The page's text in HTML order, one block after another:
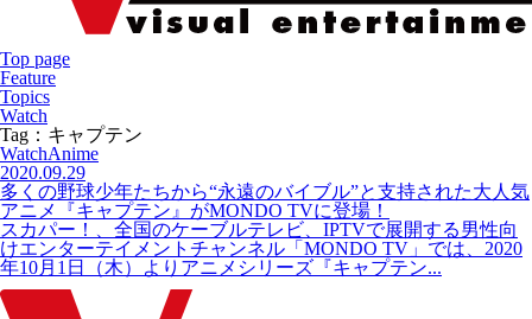
Top page
Feature
Topics
Watch
Tag：キャプテン
WatchAnime
2020.09.29
多くの野球少年たちから“永遠のバイブル”と支持された大人気
アニメ『キャプテン』がMONDO TVに登場！
スカパー！、全国のケーブルテレビ、IPTVで展開する男性向
けエンターテイメントチャンネル「MONDO TV」では、2020
年10月1日（木）よりアニメシリーズ『キャプテン...